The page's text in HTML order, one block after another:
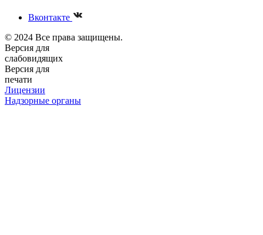
Вконтакте
© 2024 Все права защищены.
Версия для
слабовидящих
Версия для
печати
Лицензии
Надзорные органы